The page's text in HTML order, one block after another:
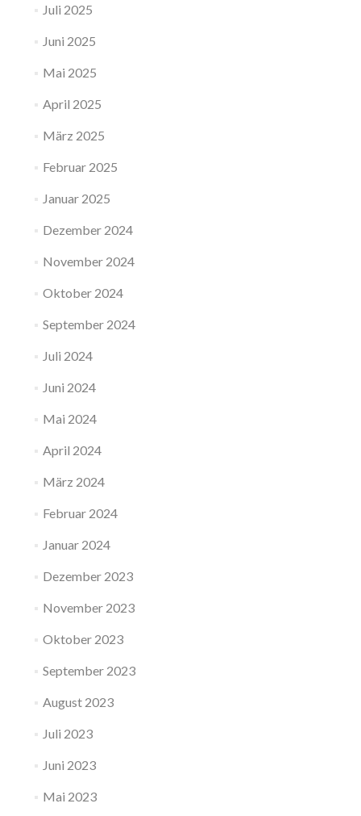
Juli 2025
Juni 2025
Mai 2025
April 2025
März 2025
Februar 2025
Januar 2025
Dezember 2024
November 2024
Oktober 2024
September 2024
Juli 2024
Juni 2024
Mai 2024
April 2024
März 2024
Februar 2024
Januar 2024
Dezember 2023
November 2023
Oktober 2023
September 2023
August 2023
Juli 2023
Juni 2023
Mai 2023